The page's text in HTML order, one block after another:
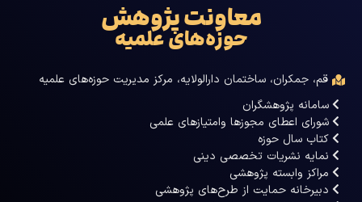
معاونت پژوهش
حوزه‌های علمیه
قم، جمکران، ساختمان دارالولایه، مرکز مدیریت حوزه‌های علمیه
سامانه پژوهشگران
شورای اعطای مجوزها وامتیازهای علمی
کتاب سال حوزه
نمایه نشریات تخصصی دینی
مراکز وابسته پژوهشی
دبیرخانه حمایت از طرح‌های پژوهشی